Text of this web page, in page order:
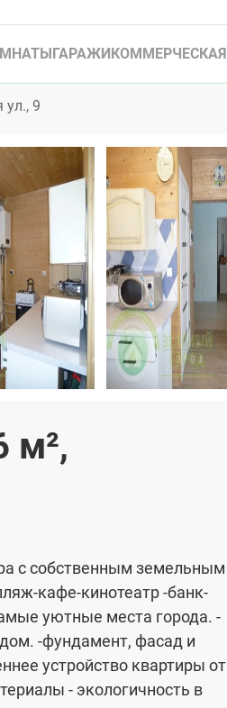
ГАРАЖИ КОММЕРЧЕСКАЯ
ул., 9
м²,
с собственным земельным
кафе-кинотеатр -банк-
уютные места города. -
-фундамент, фасад и
устройство квартиры от
- экологичность в